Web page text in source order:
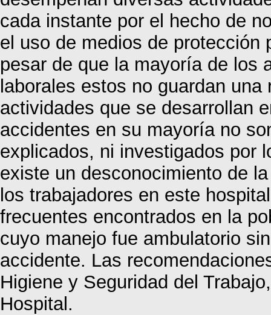
cada instante por el hecho de
el uso de medios de protección
pesar de que la mayoría de los
laborales estos no guardan
actividades que se desarrollan
accidentes en su mayoría no
explicados, ni investigados por
existe un desconocimiento de
los trabajadores en este
frecuentes encontrados en la
cuyo manejo fue ambulatorio
accidente. Las
Higiene y Seguridad del
Hospital.